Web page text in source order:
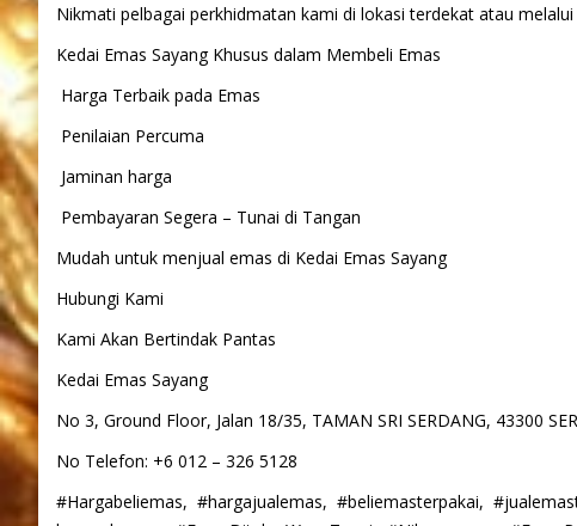
Nikmati pelbagai perkhidmatan kami di lokasi terdekat atau
Kedai Emas Sayang Khusus dalam Membeli Emas
Harga Terbaik pada Emas
Penilaian Percuma
Jaminan harga
Pembayaran Segera – Tunai di Tangan
Mudah untuk menjual emas di Kedai Emas Sayang
Hubungi Kami
Kami Akan Bertindak Pantas
Kedai Emas Sayang
No 3, Ground Floor, Jalan 18/35, TAMAN SRI SERDANG, 43300
No Telefon: +6 012 – 326 5128
#Hargabeliemas, #hargajualemas, #beliemasterpakai,